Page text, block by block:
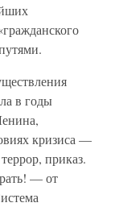
в годы
кризиса —
приказ.
— от